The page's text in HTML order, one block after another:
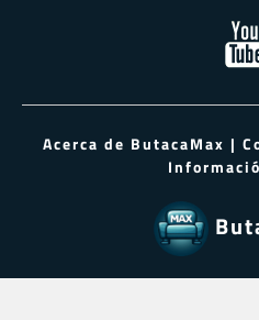
Acerca de ButacaMax |